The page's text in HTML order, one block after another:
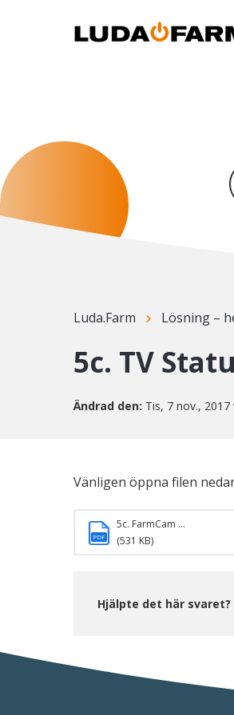
Luda.Farm Lösning –
5c. TV
Ändrad den: Tis, 7 nov., 2017
Vänligen öppna filen
PDF
5c. FarmCam ...
(531 KB)
Hjälpte det här svaret?